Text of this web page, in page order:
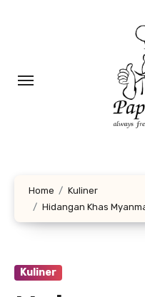
Home
Kuliner
Hidangan Khas
Kuliner